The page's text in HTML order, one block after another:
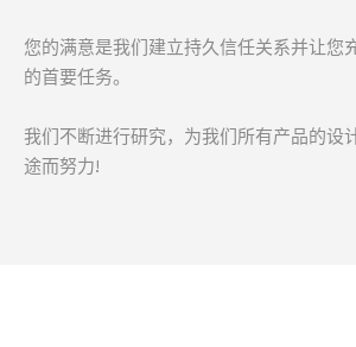
您的满意是我们建立持久信任关系并让您
的首要任务。
我们不断进行研究，为我们所有产品的设
途而努力!